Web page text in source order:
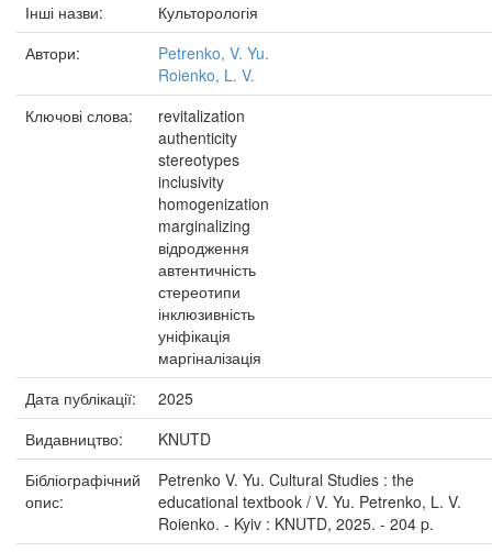
Інші назви:
Культорологія
Автори:
Petrenko, V. Yu.
Roienko, L. V.
Ключові слова:
revitalization
authenticity
stereotypes
inclusivity
homogenization
marginalizing
відродження
автентичність
стереотипи
інклюзивність
уніфікація
маргіналізація
Дата публікації:
2025
Видавництво:
KNUTD
Бібліографічний
опис:
Petrenko V. Yu. Cultural Studies : the
educational textbook / V. Yu. Petrenko, L. V.
Roienko. - Kyiv : KNUTD, 2025. - 204 p.